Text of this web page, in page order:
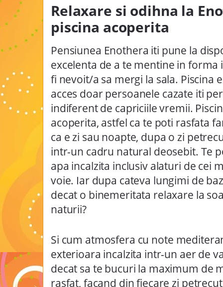
Relaxare si odihna la
piscina acoperita
Pensiunea Enothera iti pune la
excelenta de a te mentine in
fi nevoit/a sa mergi la sala. Piscina
acces doar persoanele cazate iti
indiferent de capriciile vremii.
acoperita, astfel ca te poti rasfata
ca e zi sau noapte, dupa o zi
intr-un cadru natural deosebit. Te
apa incalzita inclusiv alaturi de cei
voie. Iar dupa cateva lungimi de
decat o binemeritata relaxare la
naturii?
Si cum atmosfera cu note
exterioara incalzita intr-un aer de
decat sa te bucuri la maximum de
rasfat, facand din fiecare zi